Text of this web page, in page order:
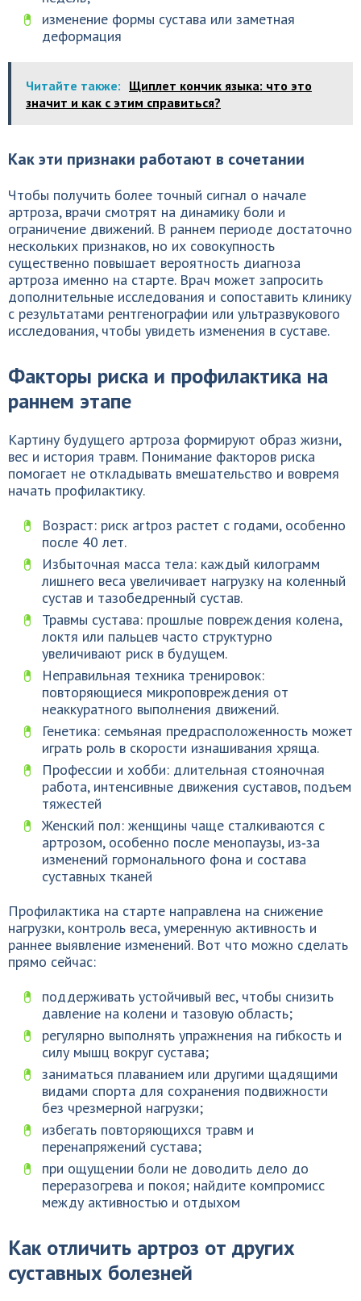
изменение формы сустава или заметная
деформация
Читайте также: Щиплет кончик языка: что это
значит и как с этим справиться?
Как эти признаки работают в сочетании
Чтобы получить более точный сигнал о начале
артроза, врачи смотрят на динамику боли и
ограничение движений. В раннем периоде достаточно
нескольких признаков, но их совокупность
существенно повышает вероятность диагноза
артроза именно на старте. Врач может запросить
дополнительные исследования и сопоставить клинику
с результатами рентгенографии или ультразвукового
исследования, чтобы увидеть изменения в суставе.
Факторы риска и профилактика на
раннем этапе
Картину будущего артроза формируют образ жизни,
вес и история травм. Понимание факторов риска
помогает не откладывать вмешательство и вовремя
начать профилактику.
Возраст: риск artроз растет с годами, особенно
после 40 лет.
Избыточная масса тела: каждый килограмм
лишнего веса увеличивает нагрузку на коленный
сустав и тазобедренный сустав.
Травмы сустава: прошлые повреждения колена,
локтя или пальцев часто структурно
увеличивают риск в будущем.
Неправильная техника тренировок:
повторяющиеся микроповреждения от
неаккуратного выполнения движений.
Генетика: семьяная предрасположенность может
играть роль в скорости изнашивания хряща.
Профессии и хобби: длительная стояночная
работа, интенсивные движения суставов, подъем
тяжестей
Женский пол: женщины чаще сталкиваются с
артрозом, особенно после менопаузы, из‑за
изменений гормонального фона и состава
суставных тканей
Профилактика на старте направлена на снижение
нагрузки, контроль веса, умеренную активность и
раннее выявление изменений. Вот что можно сделать
прямо сейчас:
поддерживать устойчивый вес, чтобы снизить
давление на колени и тазовую область;
регулярно выполнять упражнения на гибкость и
силу мышц вокруг сустава;
заниматься плаванием или другими щадящими
видами спорта для сохранения подвижности
без чрезмерной нагрузки;
избегать повторяющихся травм и
перенапряжений сустава;
при ощущении боли не доводить дело до
переразогрева и покоя; найдите компромисс
между активностью и отдыхом
Как отличить артроз от других
суставных болезней